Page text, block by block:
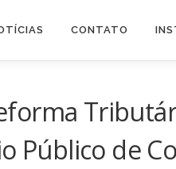
CONTATO
Público de